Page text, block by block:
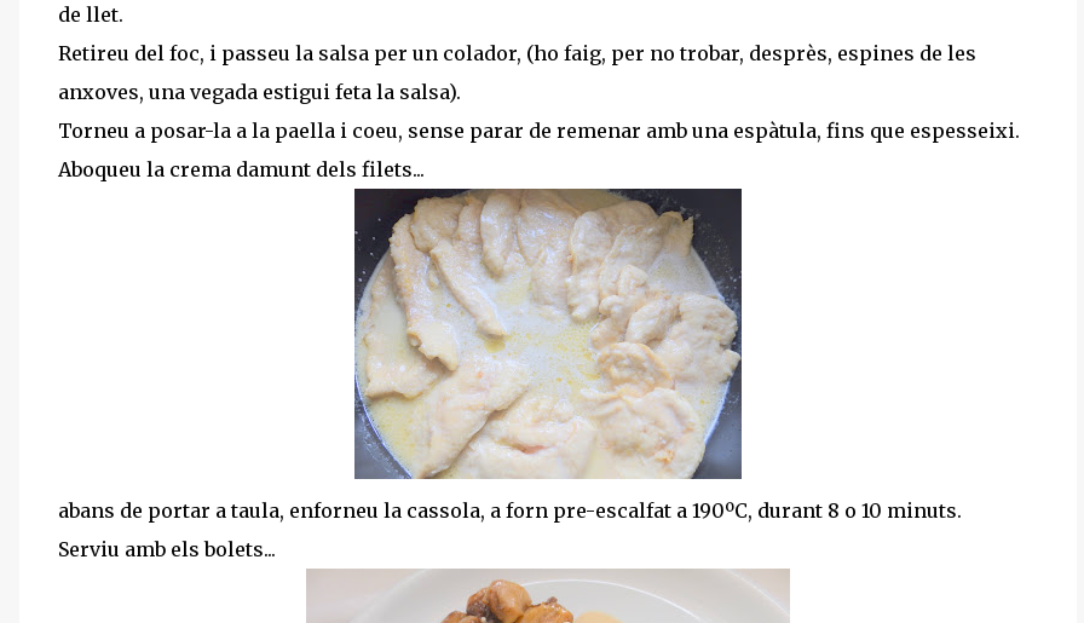
de llet.
Retireu del foc, i passeu la salsa per un colador, (ho faig, per no trobar, desprès, espines de les
anxoves, una vegada estigui feta la salsa).
Torneu a posar-la a la paella i coeu, sense parar de remenar amb una espàtula, fins que espesseixi.
Aboqueu la crema damunt dels filets...
abans de portar a taula, enforneu la cassola, a forn pre-escalfat a 190ºC, durant 8 o 10 minuts.
Serviu amb els bolets...